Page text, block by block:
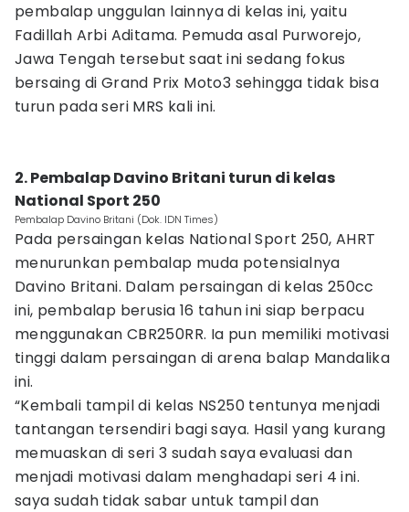
pembalap unggulan lainnya di kelas ini, yaitu
Fadillah Arbi Aditama. Pemuda asal Purworejo,
Jawa Tengah tersebut saat ini sedang fokus
bersaing di Grand Prix Moto3 sehingga tidak bisa
turun pada seri MRS kali ini.
2. Pembalap Davino Britani turun di kelas
National Sport 250
Pembalap Davino Britani (Dok. IDN Times)
Pada persaingan kelas National Sport 250, AHRT
menurunkan pembalap muda potensialnya
Davino Britani. Dalam persaingan di kelas 250cc
ini, pembalap berusia 16 tahun ini siap berpacu
menggunakan CBR250RR. Ia pun memiliki motivasi
tinggi dalam persaingan di arena balap Mandalika
ini.
“Kembali tampil di kelas NS250 tentunya menjadi
tantangan tersendiri bagi saya. Hasil yang kurang
memuaskan di seri 3 sudah saya evaluasi dan
menjadi motivasi dalam menghadapi seri 4 ini.
saya sudah tidak sabar untuk tampil dan